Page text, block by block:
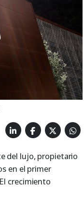
del lujo, propietario
en el primer
crecimiento